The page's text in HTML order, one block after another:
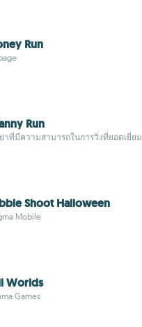
Run
Run
ที่มีความสามารถในการวิ่งที่ยอดเยี่ยม
Shoot Halloween
Mobile
Worlds
Games